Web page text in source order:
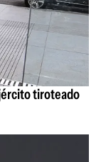
tiroteado